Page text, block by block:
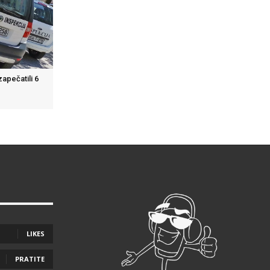
6
LIKES
PRATITE